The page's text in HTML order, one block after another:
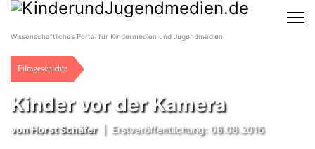
Wissenschaftliches Portal für Kindermedien und Jugendmedien
Filmgeschichte
Kinder vor der Kamera
vonHorst Schäfer| Erstveröffentlichung: 08.08.2016